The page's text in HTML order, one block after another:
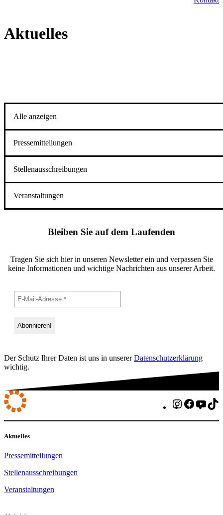
Aktuelles
Alle anzeigen
Pressemitteilungen
Stellenausschreibungen
Veranstaltungen
Bleiben Sie auf dem Laufenden
Tragen Sie sich hier in unseren Newsletter ein und verpassen Sie
keine Informationen und wichtige Nachrichten aus unserer Arbeit.
Der Schutz Ihrer Daten ist uns in unsererDatenschutzerklärung
wichtig.
Instagram
Aktuelles
Pressemitteilungen
Stellenausschreibungen
Veranstaltungen